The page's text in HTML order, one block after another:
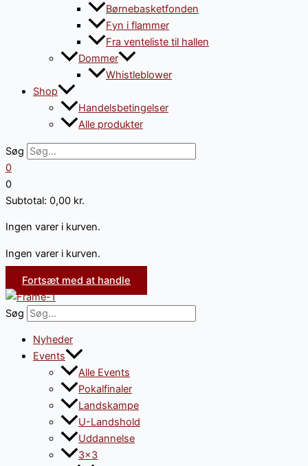
Børnebasketfonden
Fyn i flammer
Fra venteliste til hallen
Dommer
Whistleblower
Shop
Handelsbetingelser
Alle produkter
Søg
0
0
Subtotal: 0,00 kr.
Ingen varer i kurven.
Ingen varer i kurven.
Fortsæt med at handle
Søg
Nyheder
Events
Alle Events
Pokalfinaler
Landskampe
U-Landshold
Uddannelse
3×3